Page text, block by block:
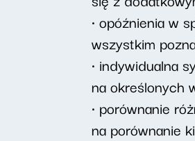
• opóźnienia w
wszystkim
• indywidualna
na określonych
• porównanie
na porównanie